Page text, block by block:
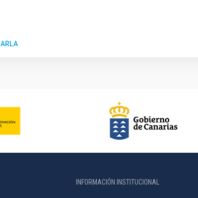
INFORMACIÓN INSTITUCIONAL